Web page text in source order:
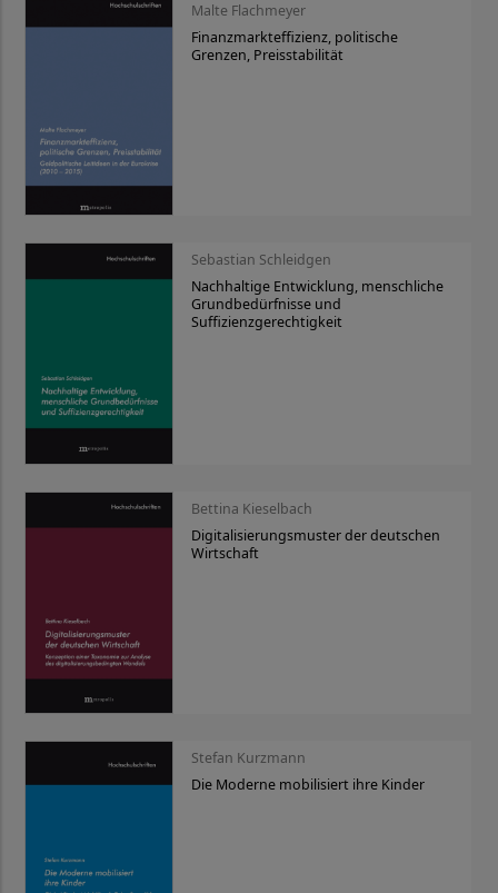
Malte Flachmeyer
Finanzmarkteffizienz, politische
Grenzen, Preisstabilität
Sebastian Schleidgen
Nachhaltige Entwicklung, menschliche
Grundbedürfnisse und
Suffizienzgerechtigkeit
Bettina Kieselbach
Digitalisierungsmuster der deutschen
Wirtschaft
Stefan Kurzmann
Die Moderne mobilisiert ihre Kinder